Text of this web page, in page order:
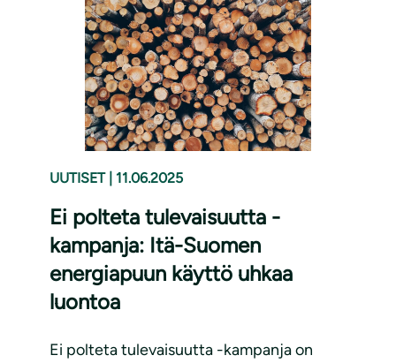
UUTISET 11.06.2025
Ei polteta tulevaisuutta -
kampanja: Itä-Suomen
energiapuun käyttö uhkaa
luontoa
Ei polteta tulevaisuutta -kampanja on